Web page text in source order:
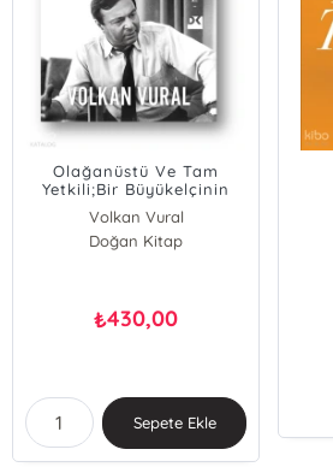
Olağanüstü Ve Tam
Yetkili;Bir Büyükelçinin
Belleğinde Kalanlar
Volkan Vural
Doğan Kitap
₺430,00
Sepete Ekle